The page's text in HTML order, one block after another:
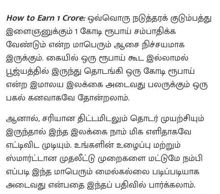
How to Earn 1 Crore:ஒவ்வொரு நடுத்தரக் குடும்பத்து
இளைஞனுக்கும் 1 கோடி ரூபாய் சம்பாதிக்க
வேண்டும் என்ற மாபெரும் ஆசை நிச்சயமாக
இருக்கும். கையில் ஒரு ரூபாய் கூட இல்லாமல்
பூஜ்யத்தில் இருந்து தொடங்கி ஒரு கோடி ரூபாய்
என்ற இமாலய இலக்கை அடைவது பலருக்கும் ஒரு
பகல் கனவாகவே தோன்றலாம்.
ஆனால், சரியான திட்டமிடலும் தொடர் முயற்சியும்
இருந்தால் இந்த இலக்கை நாம் மிக எளிதாகவே
எட்டிவிட முடியும். உங்களின் உழைப்பு மற்றும்
ஸ்மார்ட்டான முதலீட்டு முறைகளை மட்டுமே நம்பி
எப்படி இந்த மாபெரும் மைல்கல்லை படிப்படியாக
அடைவது என்பதை இந்தப் பதிவில் பார்க்கலாம்.